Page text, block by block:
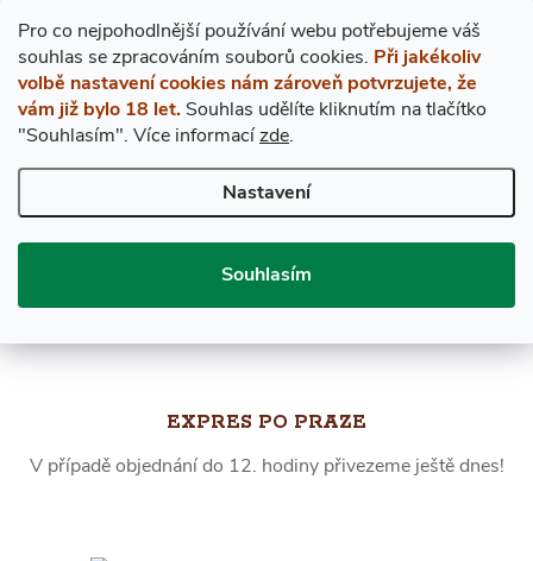
Pro co nejpohodlnější používání webu potřebujeme váš
souhlas se zpracováním souborů cookies. Při jakékoliv
volbě nastavení cookies nám zároveň potvrzujete, že
vám již bylo 18 let. Souhlas udělíte kliknutím na tlačítko
"Souhlasím". Více informacízde.
Nastavení
Souhlasím
se nejlépe projeví při pomalém popíjení, kdy se jeho
komplexní aroma může plně rozvinout.
Co znamenápřeškrtnutá cena ?
Informace oalergenech.rise risse
EXPRES PO PRAZE
V případě objednání do 12. hodiny přivezeme ještě dnes!